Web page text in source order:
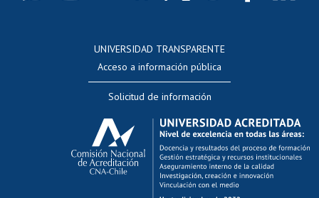
Evaluación docente
Calificación académica
Postulación al AUCAI
Funcionarias/os
Cursos internos de capacitación
UNIVERSIDAD TRANSPARENTE
Acceso a información pública
Solicitud de información